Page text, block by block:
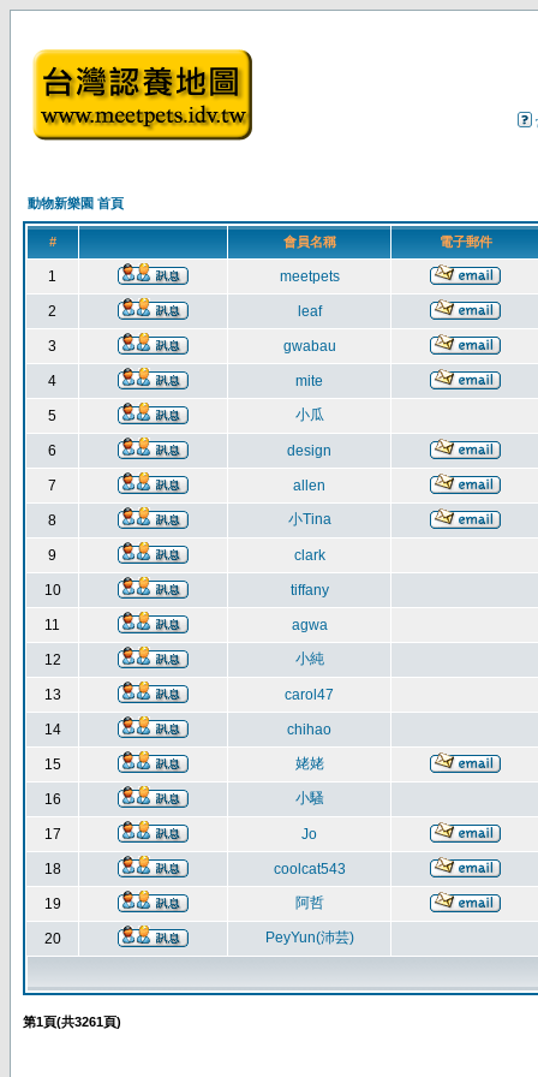
動物新樂園 首頁
# 會員名稱 電子郵件
1 meetpets
2 leaf
3 gwabau
4 mite
5 小瓜
6 design
7 allen
8 小Tina
9 clark
10 tiffany
11 agwa
12 小純
13 carol47
14 chihao
15 姥姥
16 小騷
17 Jo
18 coolcat543
19 阿哲
20 PeyYun(沛芸)
第1頁(共3261頁)